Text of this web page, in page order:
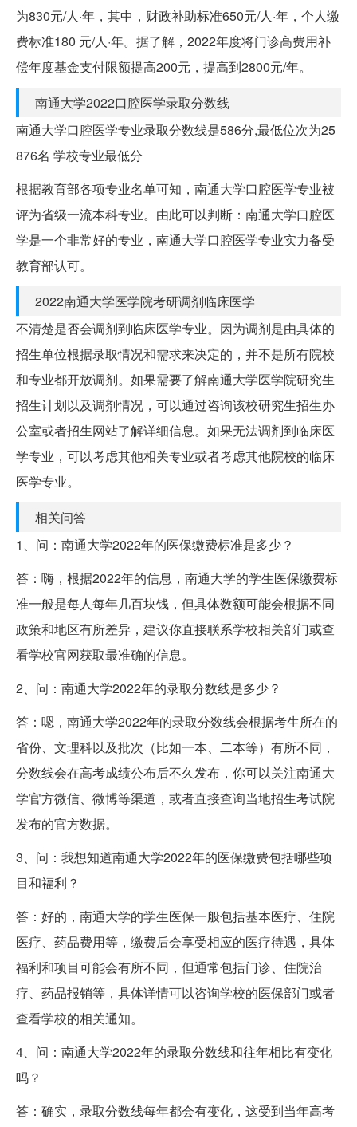
为830元/人·年，其中，财政补助标准650元/人·年，个人缴
费标准180 元/人·年。据了解，2022年度将门诊高费用补
偿年度基金支付限额提高200元，提高到2800元/年。
南通大学2022口腔医学录取分数线
南通大学口腔医学专业录取分数线是586分,最低位次为25
876名 学校专业最低分
根据教育部各项专业名单可知，南通大学口腔医学专业被
评为省级一流本科专业。由此可以判断：南通大学口腔医
学是一个非常好的专业，南通大学口腔医学专业实力备受
教育部认可。
2022南通大学医学院考研调剂临床医学
不清楚是否会调剂到临床医学专业。因为调剂是由具体的
招生单位根据录取情况和需求来决定的，并不是所有院校
和专业都开放调剂。如果需要了解南通大学医学院研究生
招生计划以及调剂情况，可以通过咨询该校研究生招生办
公室或者招生网站了解详细信息。如果无法调剂到临床医
学专业，可以考虑其他相关专业或者考虑其他院校的临床
医学专业。
相关问答
1、问：南通大学2022年的医保缴费标准是多少？
答：嗨，根据2022年的信息，南通大学的学生医保缴费标
准一般是每人每年几百块钱，但具体数额可能会根据不同
政策和地区有所差异，建议你直接联系学校相关部门或查
看学校官网获取最准确的信息。
2、问：南通大学2022年的录取分数线是多少？
答：嗯，南通大学2022年的录取分数线会根据考生所在的
省份、文理科以及批次（比如一本、二本等）有所不同，
分数线会在高考成绩公布后不久发布，你可以关注南通大
学官方微信、微博等渠道，或者直接查询当地招生考试院
发布的官方数据。
3、问：我想知道南通大学2022年的医保缴费包括哪些项
目和福利？
答：好的，南通大学的学生医保一般包括基本医疗、住院
医疗、药品费用等，缴费后会享受相应的医疗待遇，具体
福利和项目可能会有所不同，但通常包括门诊、住院治
疗、药品报销等，具体详情可以咨询学校的医保部门或者
查看学校的相关通知。
4、问：南通大学2022年的录取分数线和往年相比有变化
吗？
答：确实，录取分数线每年都会有变化，这受到当年高考